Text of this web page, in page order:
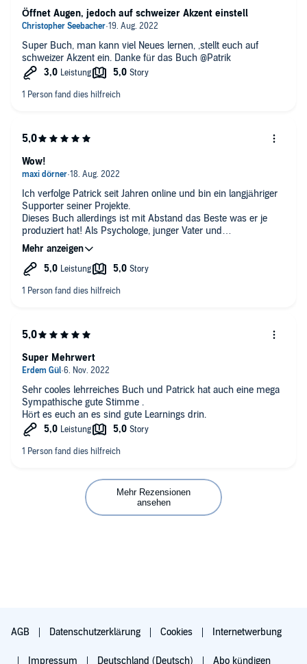
Super Buch, man kann viel Neues lernen, ,stellt euch auf
schweizer Akzent ein. Danke für das Buch @Patrik
Öffnet Augen, jedoch auf schweizer Akzent einstell
Ich verfolge Patrick seit Jahren online und bin ein langjähriger
Supporter seiner Projekte.
Dieses Buch allerdings ist mit Abstand das Beste was er je
produziert hat! Als Psychologe, junger Vater und
Selbstständiger bin ich regelmäßig mit Aufgaben konfrontiert,
die mich herausfordern.
Patricks Worte haben mich inspiriert, mich bewusster durchs
Glücks und meines Schicksals aus meinem Selbst zu
unsere Gedanken aus lieber Patrick:)
Alles Gute für dich und deine Familie!
Wow!
Sehr cooles lehrreiches Buch und Patrick hat auch eine mega
Sympathische gute Stimme .
Hört es euch an es sind gute Learnings drin.
Super Mehrwert
Mehr Rezensionen
ansehen
AGB Datenschutzerklärung Cookies Internetwerbung
Impressum Deutschland (Deutsch) Abo kündigen